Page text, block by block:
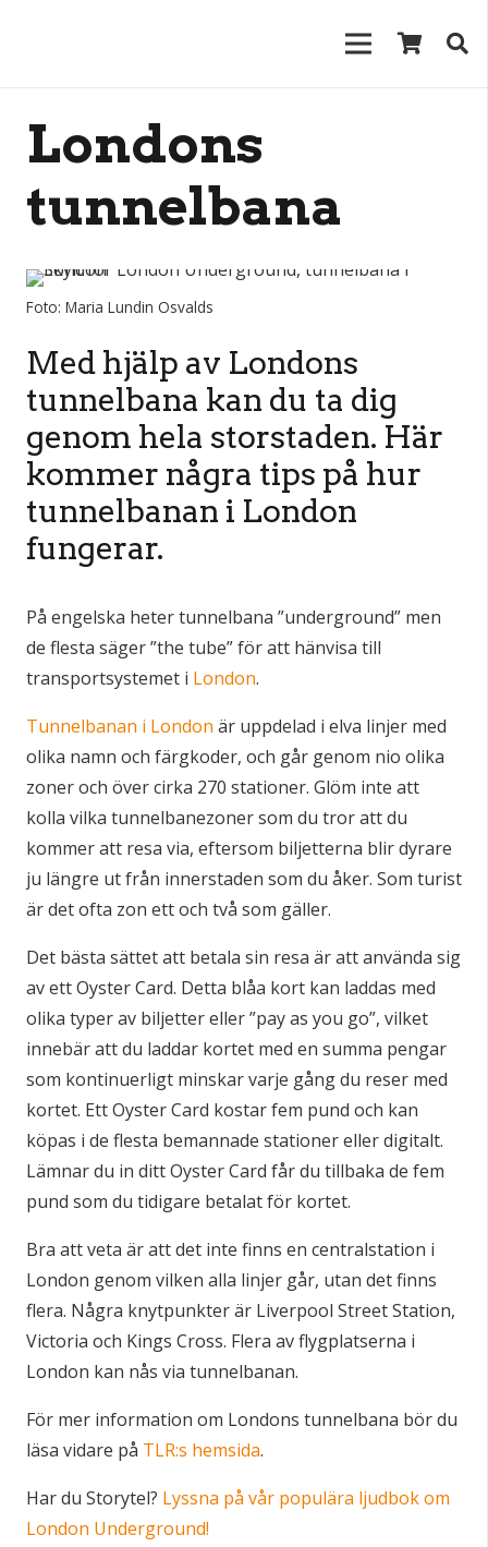
Londons
tunnelbana
Foto: Maria Lundin Osvalds
Med hjälp av Londons
tunnelbana kan du ta dig
genom hela storstaden. Här
kommer några tips på hur
tunnelbanan i London
fungerar.
På engelska heter tunnelbana ”underground” men
de flesta säger ”the tube” för att hänvisa till
transportsystemet i London.
Tunnelbanan i London är uppdelad i elva linjer med
olika namn och färgkoder, och går genom nio olika
zoner och över cirka 270 stationer. Glöm inte att
kolla vilka tunnelbanezoner som du tror att du
kommer att resa via, eftersom biljetterna blir dyrare
ju längre ut från innerstaden som du åker. Som turist
är det ofta zon ett och två som gäller.
Det bästa sättet att betala sin resa är att använda sig
av ett Oyster Card. Detta blåa kort kan laddas med
olika typer av biljetter eller ”pay as you go”, vilket
innebär att du laddar kortet med en summa pengar
som kontinuerligt minskar varje gång du reser med
kortet. Ett Oyster Card kostar fem pund och kan
köpas i de flesta bemannade stationer eller digitalt.
Lämnar du in ditt Oyster Card får du tillbaka de fem
pund som du tidigare betalat för kortet.
Bra att veta är att det inte finns en centralstation i
London genom vilken alla linjer går, utan det finns
flera. Några knytpunkter är Liverpool Street Station,
Victoria och Kings Cross. Flera av flygplatserna i
London kan nås via tunnelbanan.
För mer information om Londons tunnelbana bör du
läsa vidare på TLR:s hemsida.
Har du Storytel? Lyssna på vår populära ljudbok om
London Underground!